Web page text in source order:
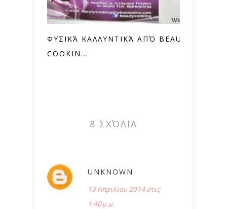
ΦΥΣΙΚΆ ΚΑΛΛΥΝΤΙΚΆ ΑΠΌ BEAUTY
COOKIN...
8 ΣΧΌΛΙΑ
UNKNOWN
13 Απριλίου 2014 στις
1:40 μ.μ.